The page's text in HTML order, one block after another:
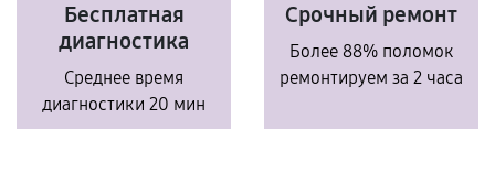
Бесплатная
диагностика
Среднее время
диагностики 20 мин
Срочный ремонт
Более 88% поломок
ремонтируем за 2 часа